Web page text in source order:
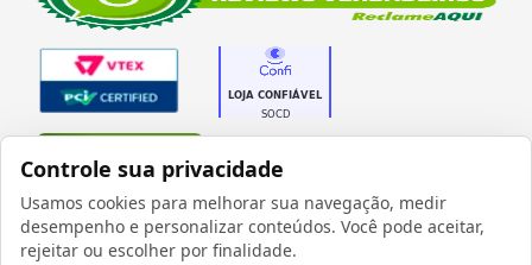
Controle sua privacidade
Usamos cookies para melhorar sua navegação, medir
desempenho e personalizar conteúdos. Você pode aceitar,
rejeitar ou escolher por finalidade.